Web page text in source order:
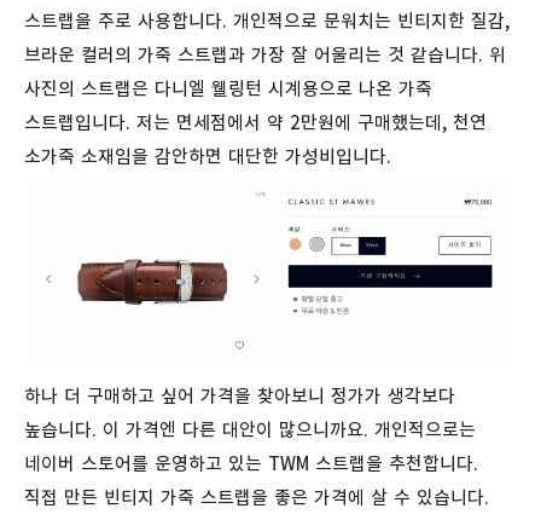
스트랩을 주로 사용합니다. 개인적으로 문워치는 빈티지한 질감,
브라운 컬러의 가죽 스트랩과 가장 잘 어울리는 것 같습니다. 위
사진의 스트랩은 다니엘 웰링턴 시계용으로 나온 가죽
스트랩입니다. 저는 면세점에서 약 2만원에 구매했는데, 천연
소가죽 소재임을 감안하면 대단한 가성비입니다.
하나 더 구매하고 싶어 가격을 찾아보니 정가가 생각보다
높습니다. 이 가격엔 다른 대안이 많으니까요. 개인적으로는
네이버 스토어를 운영하고 있는 TWM 스트랩을 추천합니다.
직접 만든 빈티지 가죽 스트랩을 좋은 가격에 살 수 있습니다.